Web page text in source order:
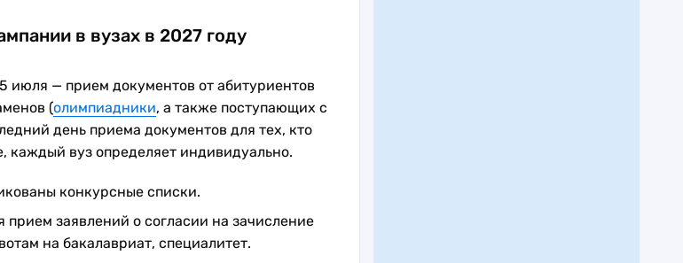
в вузах в 2027 году
июля — прием документов от абитуриентов
(олимпиадники, а также поступающих с
день приема документов для тех, кто
каждый вуз определяет индивидуально.
конкурсные списки.
заявлений о согласии на зачисление
на бакалавриат, специалитет.